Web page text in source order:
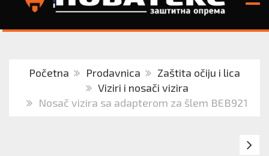
Početna Prodavnica
Zaštita očiju i lica
Viziri i nosači vizira
Nosač vizira sa adapterom za šlem BEB921